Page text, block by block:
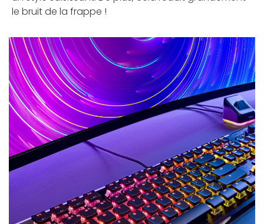
le bruit de la frappe !